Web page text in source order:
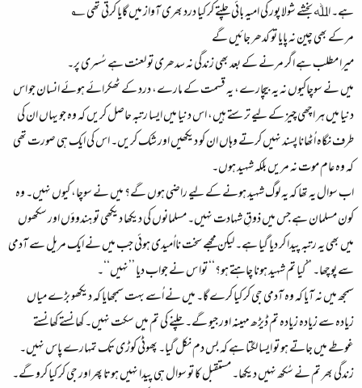
ہے۔ اﷲ بخشے شولا پور کی امیہ بائی چلتے کر کیا درد بھری آواز میں گایا کرتی تھی ؂
مر کے بھی چین نہ پایا تو کدھر جائیں گے
میرا مطلب ہے اگر مرنے کے بعد بھی زندگی نہ سدھری تو لعنت ہے سُسری پر۔
میں نے سوچاکیوں نہ یہ بیچارے، یہ قسمت کے مارے، درد کے ٹھکرائے ہوئے انسان جو اس
دنیا میں ہر اچھی چیز کے لیے ترستے ہیں، اس دنیا میں ایسا رتبہ حاصل کریں کہ وہ جو یہاں ان کی
طرف نگاہ اُٹھانا پسند نہیں کرتے وہاں ان کو دیکھیں اور شک کریں۔ اس کی ایک ہی صورت تھی
کہ وہ عام موت نہ مریں بلکہ شہید ہوں۔
اب سوال یہ تھا کہ یہ لوگ شہید ہونے کے لیے راضی ہوں گے؟ میں نے سوچا، کیوں نہیں۔ وہ
کون مسلمان ہے جس میں ذوقِ شہادت نہیں۔ مسلمانوں کی دیکھا دیکھی تو ہندوؤں اور سکھوں
میں بھی یہ رتبہ پیدا کر دیا گیا ہے۔ لیکن مجھے سخت نااُمیدی ہوئی جب میں نے ایک مریل سے آدمی
سے پوچھا۔ ’’کیا تم شہید ہونا چاہتے ہو؟‘‘ توا س نے جواب دیا ’’نہیں‘‘۔
سمجھ میں نہ آیا کہ وہ آدمی جی کر کیا کرے گا۔ میں نے اُسے بہت سمجھایا کہ دیکھو بڑے میاں
زیادہ سے زیادہ زیادہ تم ڈیڑھ مہینہ اور جیو گے۔ چلنے کی تم میں سکت نہیں۔ کھانستے کھانستے
غوطے میں جاتے ہو تو ایسا لگتا ہے کہ بس دم نکل گیا۔ پھوٹی کوڑی تک تمہارے پاس نہیں۔
زندگی بھر تم نے سُکھ نہیں دیکھا۔ مستقبل کا تو سوال ہی پیدا نہیں ہوتا پھر اور جی کر کیا کرو گے۔